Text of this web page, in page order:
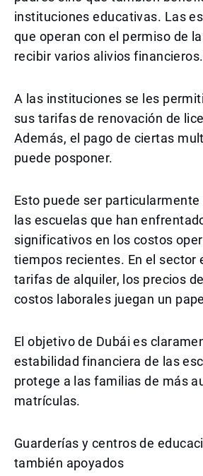
instituciones educativas. Las
que operan con el permiso de
recibir varios alivios financieros.
A las instituciones se les
sus tarifas de renovación de
Además, el pago de ciertas
puede posponer.
Esto puede ser
las escuelas que han
significativos en los costos
tiempos recientes. En el sector
tarifas de alquiler, los precios
costos laborales juegan un
El objetivo de Dubái es
estabilidad financiera de las
protege a las familias de más
matrículas.
Guarderías y centros de
también apoyados